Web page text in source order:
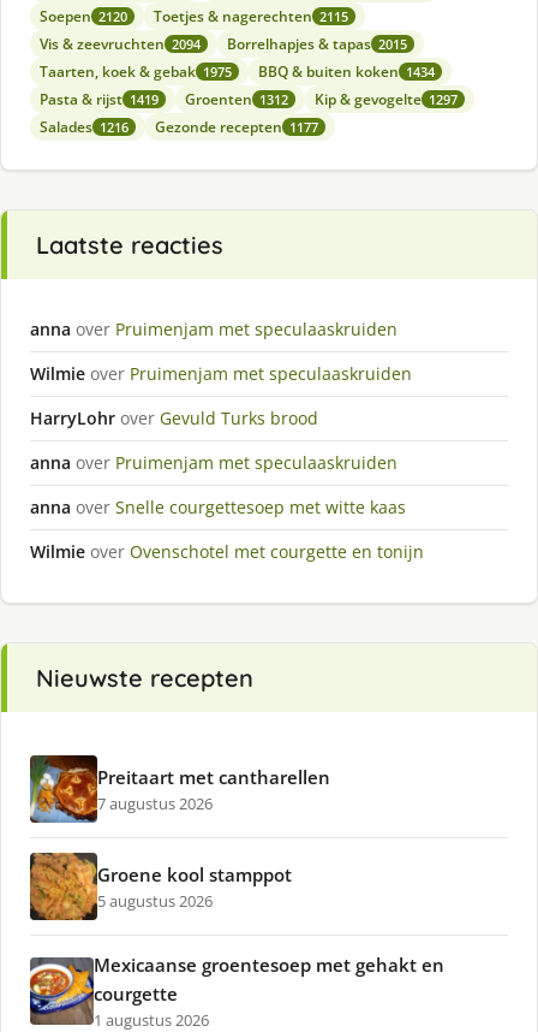
Soepen 2120 Toetjes & nagerechten 2115
Vis & zeevruchten 2094 Borrelhapjes & tapas 2015
Taarten, koek & gebak 1975 BBQ & buiten koken 1434
Pasta & rijst 1419 Groenten 1312 Kip & gevogelte 1297
Salades 1216 Gezonde recepten 1177
Laatste reacties
anna over Pruimenjam met speculaaskruiden
Wilmie over Pruimenjam met speculaaskruiden
HarryLohr over Gevuld Turks brood
anna over Pruimenjam met speculaaskruiden
anna over Snelle courgettesoep met witte kaas
Wilmie over Ovenschotel met courgette en tonijn
Nieuwste recepten
Preitaart met cantharellen
7 augustus 2026
Groene kool stamppot
5 augustus 2026
Mexicaanse groentesoep met gehakt en
courgette
1 augustus 2026